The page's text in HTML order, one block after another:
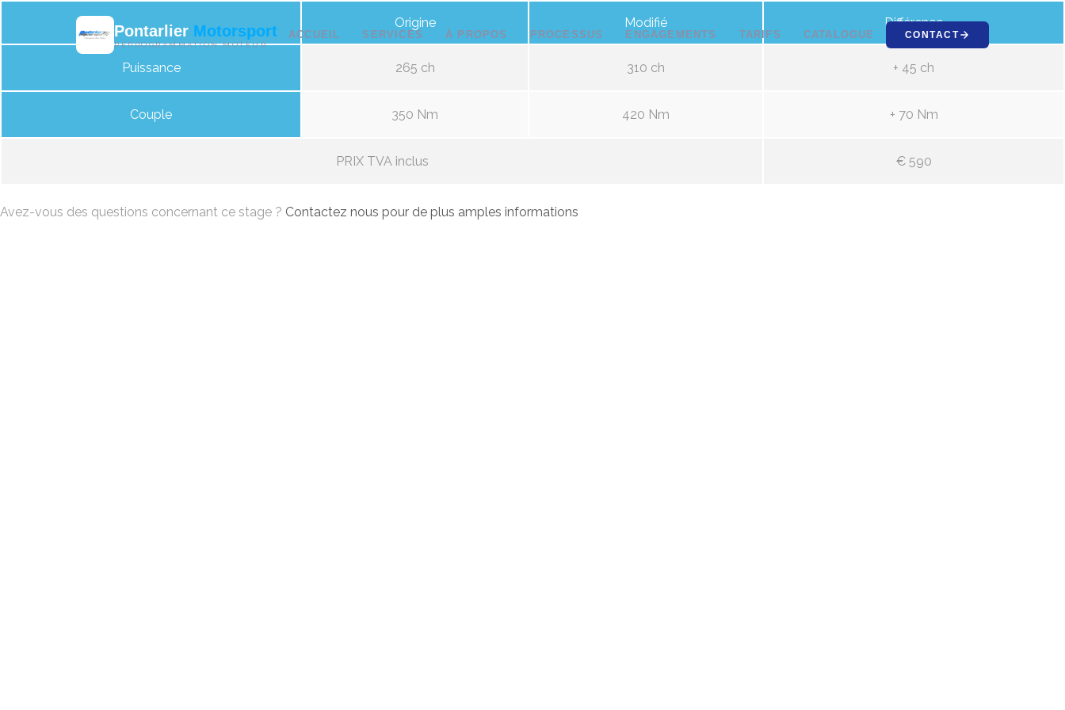
Pontarlier Motorsport
REPROGRAMMATION MOTEUR
ACCUEIL SERVICES À PROPOS PROCESSUS ENGAGEMENTS TARIFS CATALOGUE CONTACT
Origine Modifié Différence
Puissance 265 ch 310 ch + 45 ch
Couple 350 Nm 420 Nm + 70 Nm
PRIX TVA inclus € 590
Avez-vous des questions concernant ce stage ? Contactez nous pour de plus amples informations